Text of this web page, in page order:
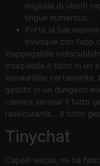
migliaia di utenti
lingue numerous.
Porta la tua
ovunque con l’app
Inappagabile
insaziabile il tutto in un
Inesauribile
gestito in un dungeon
camera serena! Il tutto
rassicurante… Il tutto
Tinychat
Capelli setosi, mi ha